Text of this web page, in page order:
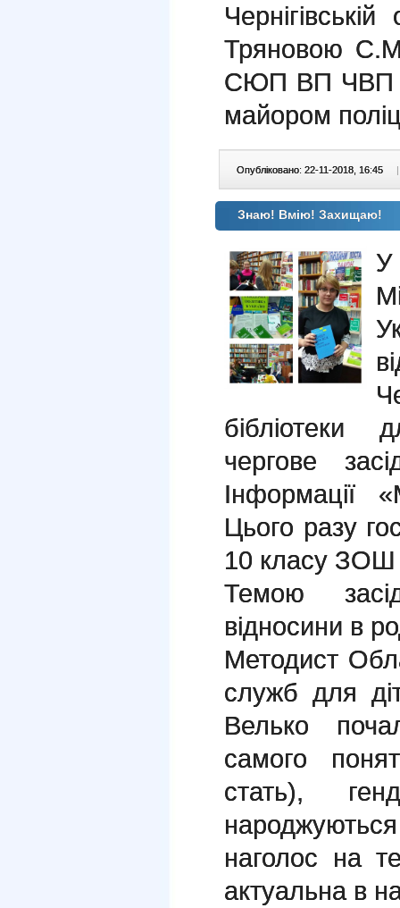
Тряновою
СЮП ВП ЧВП
майором
Опубліковано: 22-11-2018, 16:45 |
Знаю! Вмію! Захищаю!
бібліотеки
чергове
Інформації
Цього разу
10 класу
Темою
відносини в
Методист
служб для
Велько
самого
стать),
наголос на
актуальна в